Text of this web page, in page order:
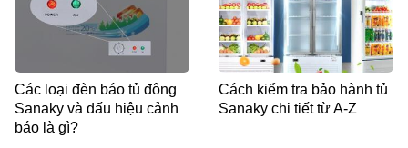
Các loại đèn báo tủ đông
Sanaky và dấu hiệu cảnh
báo là gì?
Cách kiểm tra bảo hành tủ
Sanaky chi tiết từ A-Z